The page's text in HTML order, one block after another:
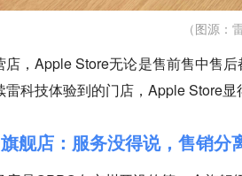
（图源：
店，Apple Store无论是售前售中售
雷科技体验到的门店，Apple Store显
舰店：服务没得说，售销分